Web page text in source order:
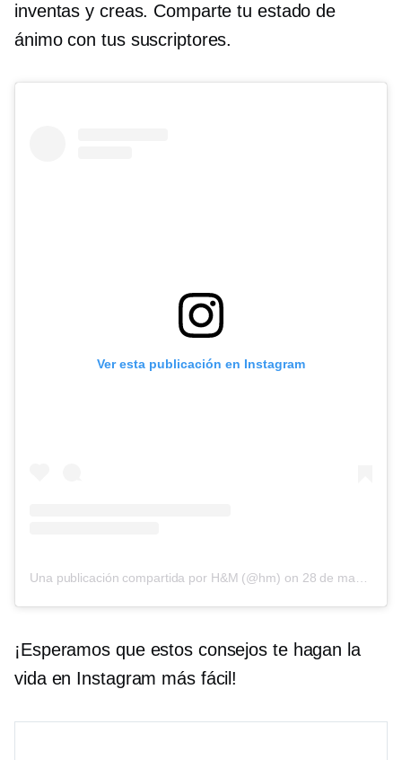
inventas y creas. Comparte tu estado de
ánimo con tus suscriptores.
Ver esta publicación en Instagram
Una publicación compartida por H&M (@hm) on 28 de mayo de 2017 a las 1:13 PDT
¡Esperamos que estos consejos te hagan la
vida en Instagram más fácil!